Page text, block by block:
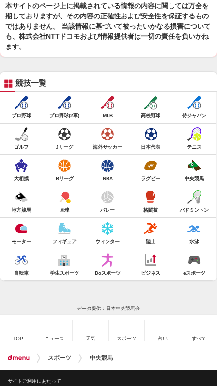
本サイトのページ上に掲載されている情報の内容に関しては万全を
期しておりますが、その内容の正確性および安全性を保証するもの
ではありません。 当該情報に基づいて被ったいかなる損害について
も、株式会社NTTドコモおよび情報提供者は一切の責任を負いかね
ます。
競技一覧
プロ野球 プロ野球(2軍) MLB 高校野球 侍ジャパン
ゴルフ Jリーグ 海外サッカー 日本代表 テニス
大相撲 Bリーグ NBA ラグビー 中央競馬
地方競馬 卓球 バレー 格闘技 バドミントン
モーター フィギュア ウィンター 陸上 水泳
自転車 学生スポーツ Doスポーツ ビジネス eスポーツ
データ提供：日本中央競馬会
TOP ニュース 天気 スポーツ 占い すべて
スポーツ 中央競馬
サイトご利用にあたって